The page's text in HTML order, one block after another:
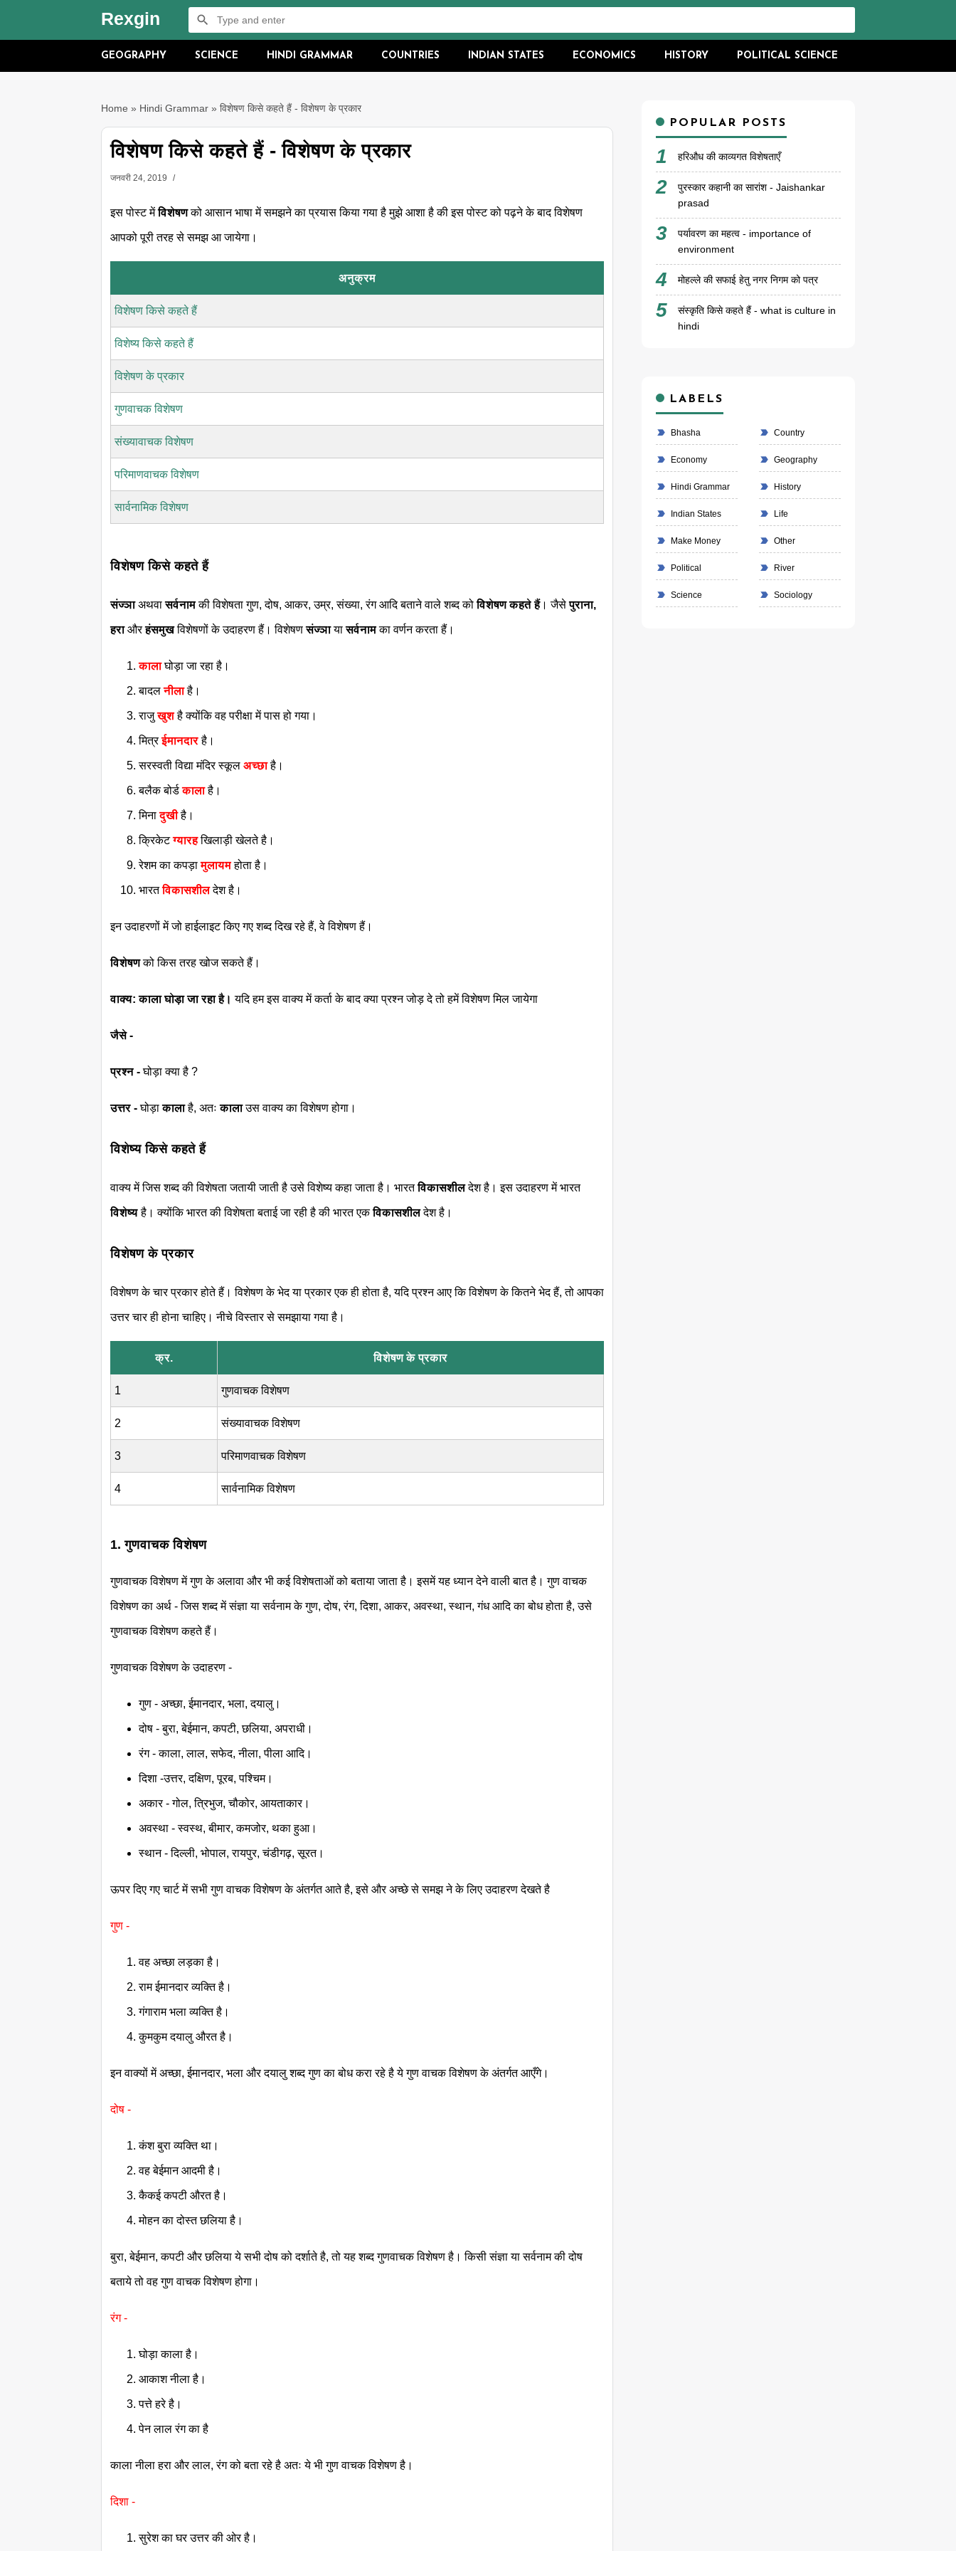
Rexgin
GEOGRAPHY SCIENCE HINDI GRAMMAR COUNTRIES INDIAN STATES ECONOMICS HISTORY POLITICAL SCIENCE
Home » Hindi Grammar » विशेषण किसे कहते हैं - विशेषण के प्रकार
विशेषण किसे कहते हैं - विशेषण के प्रकार
जनवरी 24, 2019
इस पोस्ट मेंविशेषणको आसान भाषा में समझने का प्रयास किया गया है मुझे आशा है की इस पोस्ट को पढ़ने के बाद विशेषण
आपको पूरी तरह से समझ आ जायेगा।
अनुक्रम
विशेषण किसे कहते हैं
विशेष्य किसे कहते हैं
विशेषण के प्रकार
गुणवाचक विशेषण
संख्यावाचक विशेषण
परिमाणवाचक विशेषण
सार्वनामिक विशेषण
विशेषण किसे कहते हैं
संज्ञाअथवासर्वनामकी विशेषता गुण, दोष, आकर, उम्र, संख्या, रंग आदि बताने वाले शब्द कोविशेषण कहते हैं। जैसेपुराना,
हराऔरहंसमुखविशेषणों के उदाहरण हैं। विशेषणसंज्ञायासर्वनामका वर्णन करता हैं।
कालाघोड़ा जा रहा है।
बादलनीलाहै।
राजुखुशहै क्योंकि वह परीक्षा में पास हो गया।
मित्रईमानदारहै।
सरस्वती विद्या मंदिर स्कूल अच्छाहै।
बलैक बोर्डकालाहै।
मिनादुखीहै।
क्रिकेटग्यारहखिलाड़ी खेलते है।
रेशम का कपड़ामुलायमहोता है।
भारतविकासशीलदेश है।
इन उदाहरणों में जो हाईलाइट किए गए शब्द दिख रहे हैं, वे विशेषण हैं।
विशेषणको किस तरह खोज सकते हैं।
वाक्य: काला घोड़ा जा रहा है।यदि हम इस वाक्य में कर्ता के बाद क्या प्रश्न जोड़ दे तो हमें विशेषण मिल जायेगा
जैसे -
प्रश्न -घोड़ा क्या है ?
उत्तर -घोड़ाकालाहै, अतःकालाउस वाक्य का विशेषण होगा।
विशेष्य किसे कहते हैं
वाक्य में जिस शब्द की विशेषता जतायी जाती है उसे विशेष्य कहा जाता है। भारतविकासशीलदेश है। इस उदाहरण में भारत
विशेष्यहै। क्योंकि भारत की विशेषता बताई जा रही है की भारत एकविकासशीलदेश है।
विशेषण के प्रकार
विशेषण के चार प्रकार होते हैं। विशेषण के भेद या प्रकार एक ही होता है, यदि प्रश्न आए कि विशेषण के कितने भेद हैं, तो आपका
उत्तर चार ही होना चाहिए। नीचे विस्तार से समझाया गया है।
क्र. विशेषण के प्रकार
1 गुणवाचक विशेषण
2 संख्यावाचक विशेषण
3 परिमाणवाचक विशेषण
4 सार्वनामिक विशेषण
1. गुणवाचक विशेषण
गुणवाचक विशेषण में गुण के अलावा और भी कई विशेषताओं को बताया जाता है। इसमें यह ध्यान देने वाली बात है। गुण वाचक
विशेषण का अर्थ - जिस शब्द में संज्ञा या सर्वनाम के गुण, दोष, रंग, दिशा, आकर, अवस्था, स्थान, गंध आदि का बोध होता है, उसे
गुणवाचक विशेषण कहते हैं।
गुणवाचक विशेषण के उदाहरण -
गुण - अच्छा, ईमानदार, भला, दयालु।
दोष - बुरा, बेईमान, कपटी, छलिया, अपराधी।
रंग - काला, लाल, सफेद, नीला, पीला आदि।
दिशा -उत्तर, दक्षिण, पूरब, पश्चिम।
अकार - गोल, त्रिभुज, चौकोर, आयताकार।
अवस्था - स्वस्थ, बीमार, कमजोर, थका हुआ।
स्थान - दिल्ली, भोपाल, रायपुर, चंडीगढ़, सूरत।
ऊपर दिए गए चार्ट में सभी गुण वाचक विशेषण के अंतर्गत आते है, इसे और अच्छे से समझ ने के लिए उदाहरण देखते है
गुण -
वह अच्छा लड़का है।
राम ईमानदार व्यक्ति है।
गंगाराम भला व्यक्ति है।
कुमकुम दयालु औरत है।
इन वाक्यों में अच्छा, ईमानदार, भला और दयालु शब्द गुण का बोध करा रहे है ये गुण वाचक विशेषण के अंतर्गत आएँगे।
दोष -
कंश बुरा व्यक्ति था।
वह बेईमान आदमी है।
कैकई कपटी औरत है।
मोहन का दोस्त छलिया है।
बुरा, बेईमान, कपटी और छलिया ये सभी दोष को दर्शाते है, तो यह शब्द गुणवाचक विशेषण है। किसी संज्ञा या सर्वनाम की दोष
बताये तो वह गुण वाचक विशेषण होगा।
रंग -
घोड़ा काला है।
आकाश नीला है।
पत्ते हरे है।
पेन लाल रंग का है
काला नीला हरा और लाल, रंग को बता रहे है अतः ये भी गुण वाचक विशेषण है।
दिशा -
सुरेश का घर उत्तर की ओर है।
POPULAR POSTS
हरिऔध की काव्यगत विशेषताएँ
पुरस्कार कहानी का सारांश - Jaishankar
prasad
पर्यावरण का महत्व - importance of
environment
मोहल्ले की सफाई हेतु नगर निगम को पत्र
संस्कृति किसे कहते हैं - what is culture in
hindi
LABELS
Bhasha Country
Economy Geography
Hindi Grammar History
Indian States Life
Make Money Other
Political River
Science Sociology